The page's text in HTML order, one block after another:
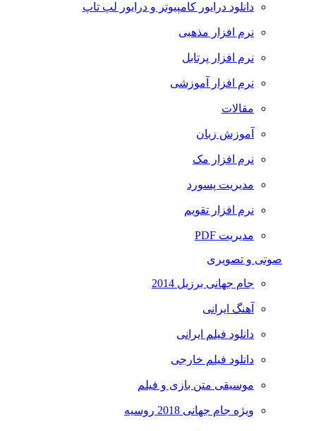
دانلود درایور کامپیوتر و درایور لپ تاپ
نرم افزار مذهبی
نرم افزار پرتابل
نرم افزار آموزشی
مقالات
آموزش زبان
نرم افزار مک
مدیریت پسورد
نرم افزار تقویم
مدیریت PDF
صوتی و تصویری
جام جهانی برزیل 2014
آهنگ ایرانی
دانلود فیلم ایرانی
دانلود فیلم خارجی
موسیقی متن بازی و فیلم
ویژه جام جهانی 2018 روسیه